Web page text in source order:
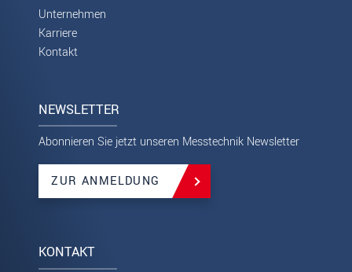
NEWSLETTER
Abonnieren Sie jetzt unseren Messtechnik Newsletter
ZUR ANMELDUNG
Unternehmen
Karriere
Kontakt
KONTAKT